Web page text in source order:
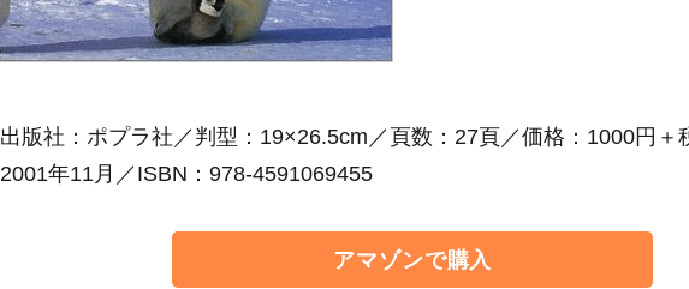
出版社：ポプラ社／判型：19×26.5cm／頁数：27頁／価格：1000円＋
2001年11月／ISBN：978-4591069455
アマゾンで購入